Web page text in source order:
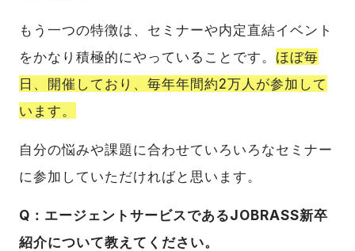
もう一つの特徴は、セミナーや内定直結イベント
をかなり積極的にやっていることです。 ほぼ毎
日、開催しており、毎年年間約2万人が参加して
います。
自分の悩みや課題に合わせていろいろなセミナー
に参加していただければと思います。
Q：エージェントサービスであるJOBRASS新卒
紹介について教えてください。